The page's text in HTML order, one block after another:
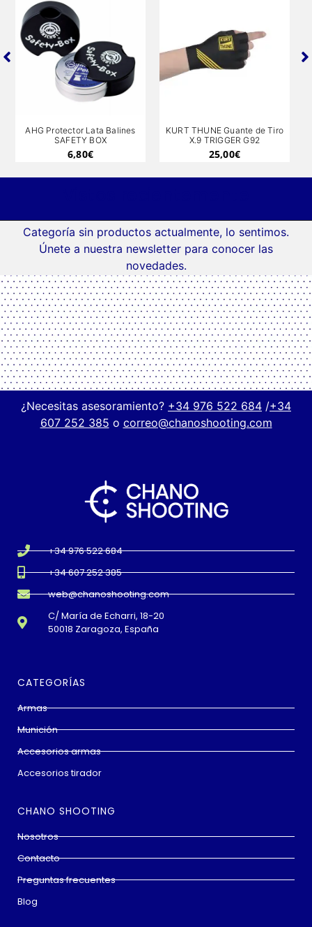
AHG Protector Lata Balines
SAFETY BOX
6,80€
KURT THUNE Guante de Tiro
X.9 TRIGGER G92
25,00€
Categoría sin productos actualmente, lo sentimos.
Únete a nuestra newsletter para conocer las
novedades.
¿Necesitas asesoramiento? +34 976 522 684 /+34
607 252 385 o correo@chanoshooting.com
+34 976 522 684
+34 607 252 385
web@chanoshooting.com
C/ María de Echarri, 18-20
50018 Zaragoza, España
CATEGORÍAS
Armas
Munición
Accesorios armas
Accesorios tirador
CHANO SHOOTING
Nosotros
Contacto
Preguntas frecuentes
Blog